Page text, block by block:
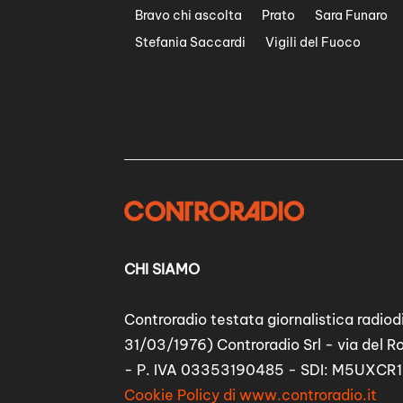
Bravo chi ascolta Prato
Sara Funaro
Stefania Saccardi
Vigili del Fuoco
CHI SIAMO
Controradio testata giornalistica
31/03/1976) Controradio Srl - via del
- P. IVA 03353190485 - SDI: M5UXCR1
Cookie Policy di www.controradio.it